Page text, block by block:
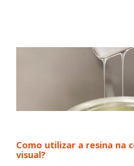
Como utilizar a resina na
visual?